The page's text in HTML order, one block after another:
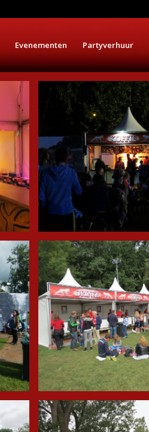
Evenementen Partyverhuur